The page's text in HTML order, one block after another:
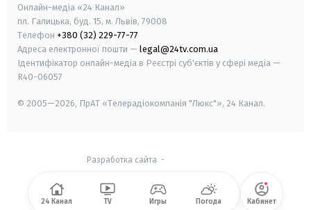
Онлайн-медіа «24 Канал»
пл. Галицька, буд. 15, м. Львів, 79008
Телефон +380 (32) 229-77-77
Адреса електронної пошти — legal@24tv.com.ua
Ідентифікатор онлайн-медіа в Реєстрі суб'єктів у сфері медіа —
R40-06057
© 2005—2026, ПрАТ «Телерадіокомпанія "Люкс"», 24 Канал.
Разработка сайта -
24 Канал TV Игры Погода Кабинет